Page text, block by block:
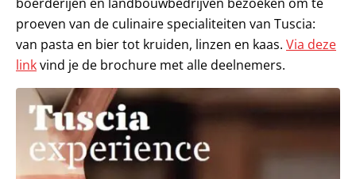
proeven van de culinaire specialiteiten van Tuscia:
van pasta en bier tot kruiden, linzen en kaas. Via deze
linkvind je de brochure met alle deelnemers.